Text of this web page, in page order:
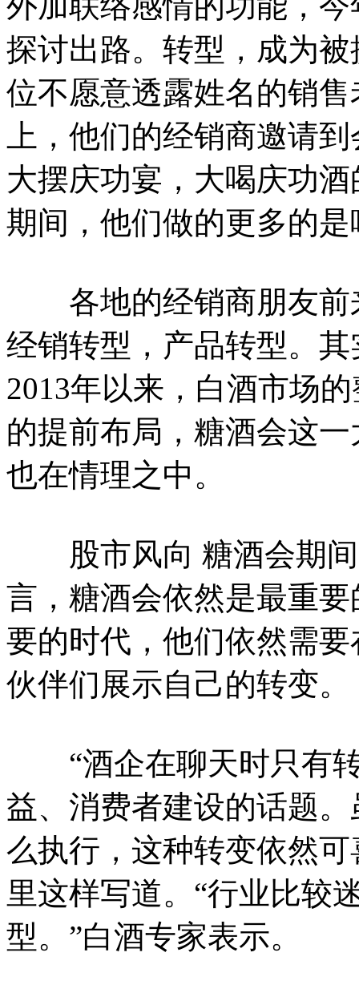
探讨出路。转型，成为
位不愿意透露姓名的销
上，他们的经销商邀请
大摆庆功宴，大喝庆功
期间，他们做的更多的是
各地的经销商朋友前
经销转型，产品转型。
2013年以来，白酒市场
的提前布局，糖酒会这
也在情理之中。
股市风向 糖酒会期间
言，糖酒会依然是最重
要的时代，他们依然需
伙伴们展示自己的转变。
“酒企在聊天时只有转
益、消费者建设的话题
么执行，这种转变依然
里这样写道。“行业比较
型。”白酒专家表示。